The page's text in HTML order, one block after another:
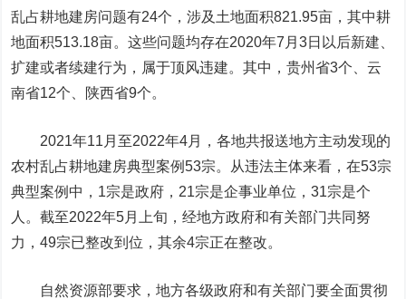
乱占耕地建房问题有24个，涉及土地面积821.95亩，其中耕
地面积513.18亩。这些问题均存在2020年7月3日以后新建、
扩建或者续建行为，属于顶风违建。其中，贵州省3个、云
南省12个、陕西省9个。
2021年11月至2022年4月，各地共报送地方主动发现的
农村乱占耕地建房典型案例53宗。从违法主体来看，在53宗
典型案例中，1宗是政府，21宗是企事业单位，31宗是个
人。截至2022年5月上旬，经地方政府和有关部门共同努
力，49宗已整改到位，其余4宗正在整改。
自然资源部要求，地方各级政府和有关部门要全面贯彻